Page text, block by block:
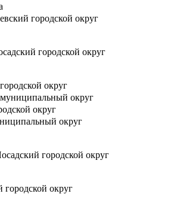
городской округ
городской округ
округ
округ
округ
округ
городской округ
городской округ